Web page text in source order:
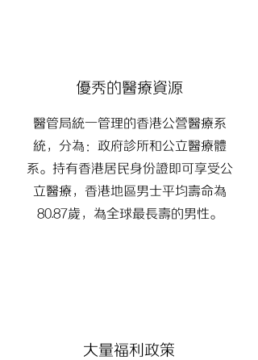
優秀的醫療資源
醫管局統一管理的香港公營醫療系
統，分為：政府診所和公立醫療體
系。持有香港居民身份證即可享受公
立醫療，香港地區男士平均壽命為
80.87歲，為全球最長壽的男性。
​大量福利政策